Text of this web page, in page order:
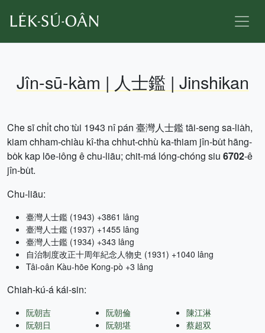
Jîn-sū-kàm | 人士鑑 | Jinshikan
Che sī chi̍t cho͘ tùi 1943 nî pán 臺灣人士鑑 tāi-seng sa-lia̍h,
kiam chham-chiàu kî-tha chhut-chhù ka-thiam jîn-bu̍t hāng-
bo̍k kap lōe-iông ê chu-liāu; chit-má lóng-chóng siu 6702-ê
jîn-bu̍t.
Chu-liāu:
臺灣人士鑑 (1943) +3861 lâng
臺灣人士鑑 (1937) +1455 lâng
臺灣人士鑑 (1934) +343 lâng
自治制度改正十周年紀念人物史 (1931) +1040 lâng
Tâi-oân Kàu-hōe Kong-pò +3 lâng
Chiah-kú-á kái-sin:
阮朝吉
阮朝日
阮朝倫
阮朝堪
陳江淋
蔡超双